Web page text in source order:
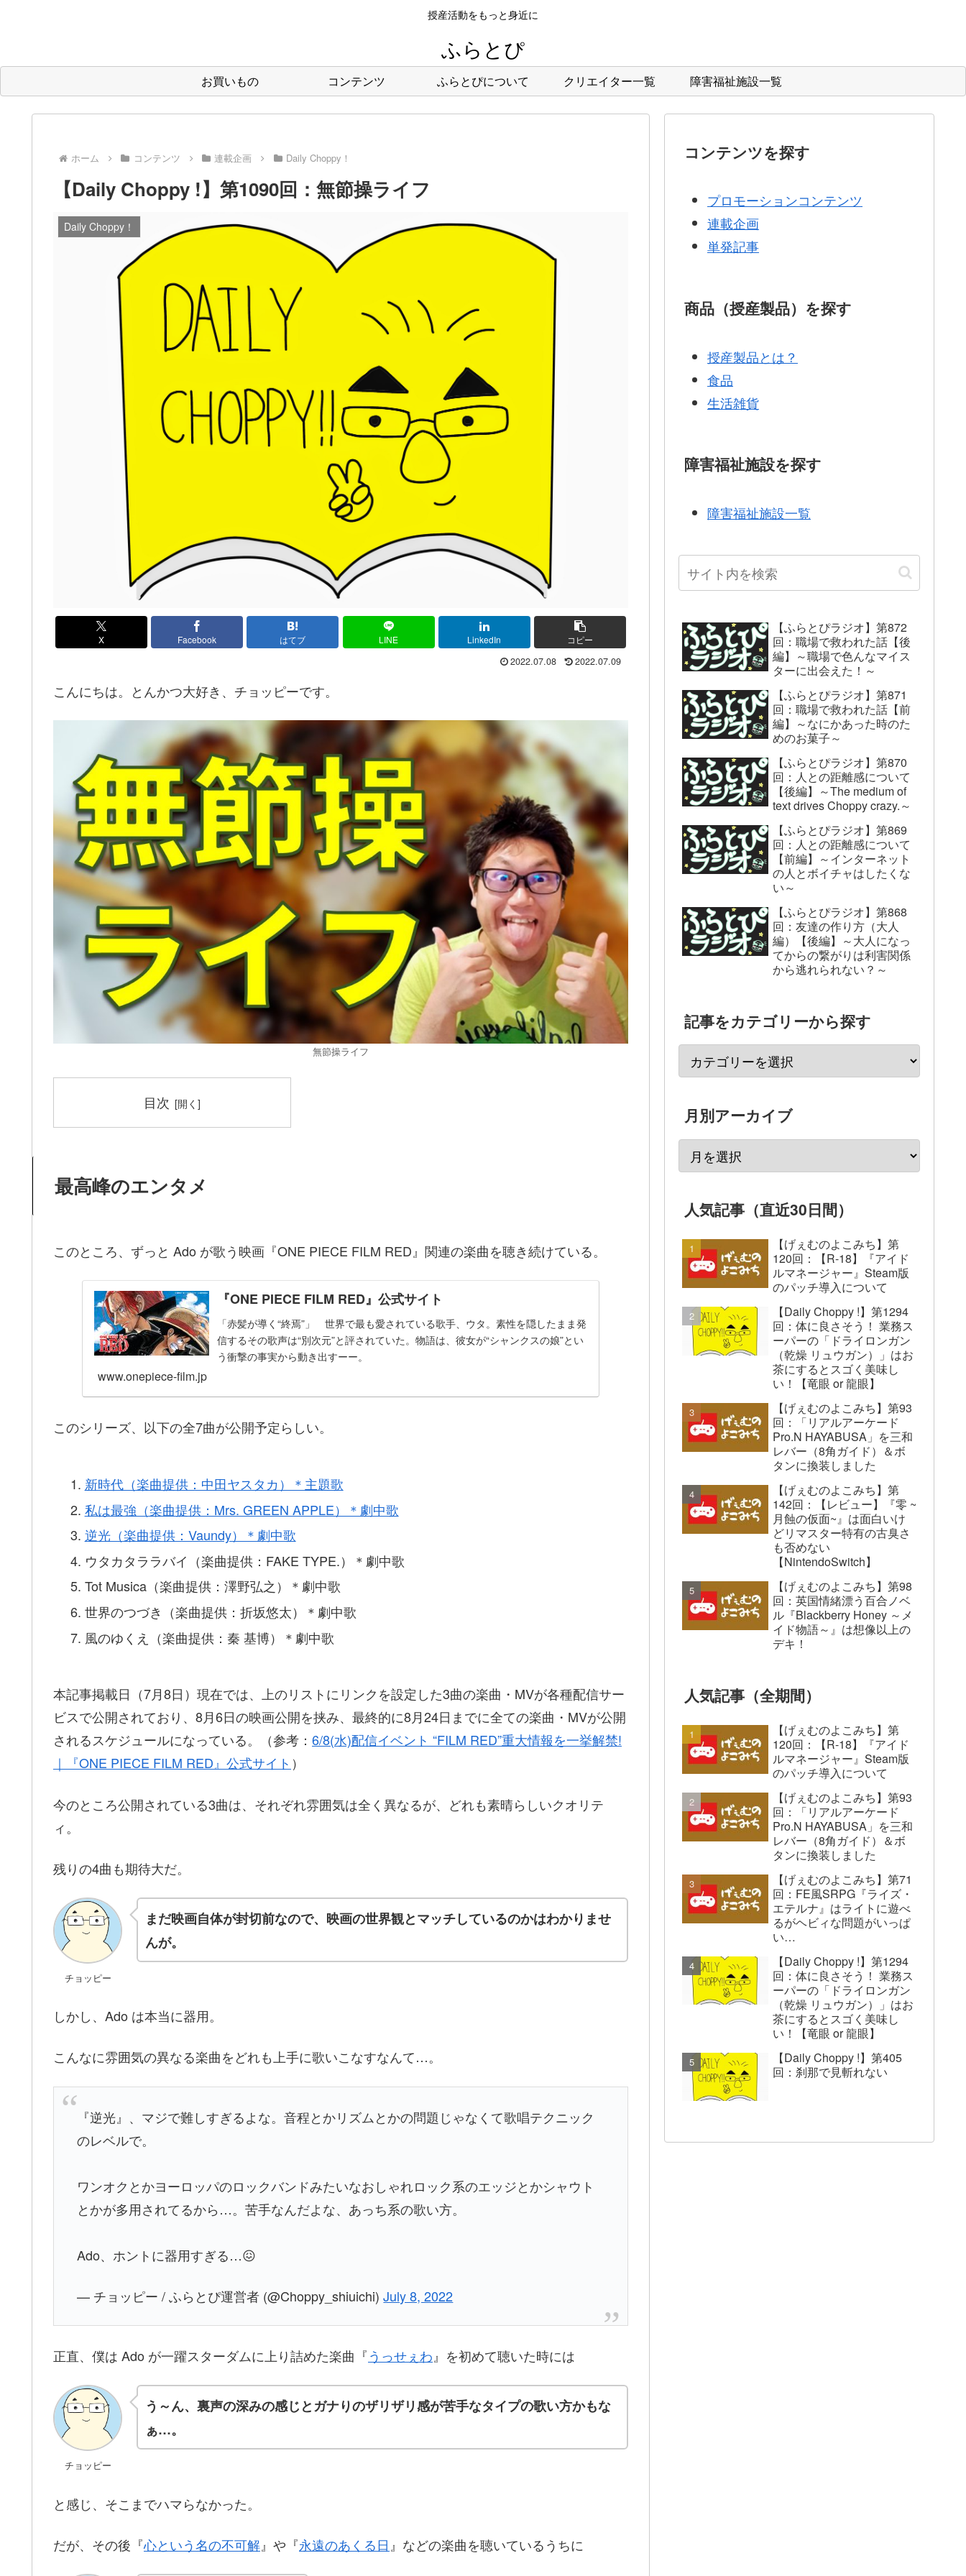
授産活動をもっと身近に
ふらとぴ
お買いもの コンテンツ ふらとぴについて クリエイター一覧 障害福祉施設一覧
ホーム コンテンツ 連載企画 Daily Choppy！
【Daily Choppy !】第1090回：無節操ライフ
Daily Choppy！
X Facebook はてブ LINE LinkedIn コピー
2022.07.08 2022.07.09
こんにちは。とんかつ大好き、チョッピーです。
無節操ライフ
目次
最高峰のエンタメ
このところ、ずっと Ado が歌う映画『ONE PIECE FILM RED』関連の楽曲を聴き続けている。
『ONE PIECE FILM RED』公式サイト
「赤髪が導く“終焉”」 世界で最も愛されている歌手、ウタ。素性を隠したまま発
信するその歌声は“別次元”と評されていた。物語は、彼女が“シャンクスの娘”とい
う衝撃の事実から動き出すーー。
www.onepiece-film.jp
このシリーズ、以下の全7曲が公開予定らしい。
新時代（楽曲提供：中田ヤスタカ）＊主題歌
私は最強（楽曲提供：Mrs. GREEN APPLE）＊劇中歌
逆光（楽曲提供：Vaundy）＊劇中歌
ウタカタララバイ（楽曲提供：FAKE TYPE.）＊劇中歌
Tot Musica（楽曲提供：澤野弘之）＊劇中歌
世界のつづき（楽曲提供：折坂悠太）＊劇中歌
風のゆくえ（楽曲提供：秦 基博）＊劇中歌
本記事掲載日（7月8日）現在では、上のリストにリンクを設定した3曲の楽曲・MVが各種配信サー
ビスで公開されており、8月6日の映画公開を挟み、最終的に8月24日までに全ての楽曲・MVが公開
されるスケジュールになっている。（参考： 6/8(水)配信イベント “FILM RED”重大情報を一挙解禁!
｜『ONE PIECE FILM RED』公式サイト ）
今のところ公開されている3曲は、それぞれ雰囲気は全く異なるが、どれも素晴らしいクオリテ
ィ。
残りの4曲も期待大だ。
チョッピー
まだ映画自体が封切前なので、映画の世界観とマッチしているのかはわかりませ
んが。
しかし、Ado は本当に器用。
こんなに雰囲気の異なる楽曲をどれも上手に歌いこなすなんて…。
『逆光』、マジで難しすぎるよな。音程とかリズムとかの問題じゃなくて歌唱テクニック
のレベルで。
ワンオクとかヨーロッパのロックバンドみたいなおしゃれロック系のエッジとかシャウト
とかが多用されてるから…。苦手なんだよな、あっち系の歌い方。
Ado、ホントに器用すぎる…😖
— チョッピー / ふらとぴ運営者 (@Choppy_shiuichi)July 8, 2022
正直、僕は Ado が一躍スターダムに上り詰めた楽曲『うっせぇわ』を初めて聴いた時には
チョッピー
う～ん、裏声の深みの感じとガナりのザリザリ感が苦手なタイプの歌い方かもな
ぁ…。
と感じ、そこまでハマらなかった。
だが、その後『心という名の不可解』や『永遠のあくる日 』などの楽曲を聴いているうちに
コンテンツを探す
プロモーションコンテンツ
連載企画
単発記事
商品（授産製品）を探す
授産製品とは？
食品
生活雑貨
障害福祉施設を探す
障害福祉施設一覧
【ふらとぴラジオ】第872
回：職場で救われた話【後
編】～職場で色んなマイス
ターに出会えた！～
【ふらとぴラジオ】第871
回：職場で救われた話【前
編】～なにかあった時のた
めのお菓子～
【ふらとぴラジオ】第870
回：人との距離感について
【後編】～The medium of
text drives Choppy crazy.～
【ふらとぴラジオ】第869
回：人との距離感について
【前編】～インターネット
の人とボイチャはしたくな
い～
【ふらとぴラジオ】第868
回：友達の作り方（大人
編）【後編】～大人になっ
てからの繋がりは利害関係
から逃れられない？～
記事をカテゴリーから探す
月別アーカイブ
人気記事（直近30日間）
【げぇむのよこみち】第
120回：【R-18】『アイド
ルマネージャー』Steam版
のパッチ導入について
【Daily Choppy !】第1294
回：体に良さそう！ 業務ス
ーパーの「ドライロンガン
（乾燥 リュウガン）」はお
茶にするとスゴく美味し
い！【竜眼 or 龍眼】
【げぇむのよこみち】第93
回：「リアルアーケード
Pro.N HAYABUSA」を三和
レバー（8角ガイド）＆ボ
タンに換装しました
【げぇむのよこみち】第
142回：【レビュー】『零 ~
月蝕の仮面~』は面白いけ
どリマスター特有の古臭さ
も否めない
【NintendoSwitch】
【げぇむのよこみち】第98
回：英国情緒漂う百合ノベ
ル『Blackberry Honey ～メ
イド物語～』は想像以上の
デキ！
人気記事（全期間）
【げぇむのよこみち】第
120回：【R-18】『アイド
ルマネージャー』Steam版
のパッチ導入について
【げぇむのよこみち】第93
回：「リアルアーケード
Pro.N HAYABUSA」を三和
レバー（8角ガイド）＆ボ
タンに換装しました
【げぇむのよこみち】第71
回：FE風SRPG『ライズ・
エテルナ』はライトに遊べ
るがヘビィな問題がいっぱ
い…
【Daily Choppy !】第1294
回：体に良さそう！ 業務ス
ーパーの「ドライロンガン
（乾燥 リュウガン）」はお
茶にするとスゴく美味し
い！【竜眼 or 龍眼】
【Daily Choppy !】第405
回：刹那で見斬れない